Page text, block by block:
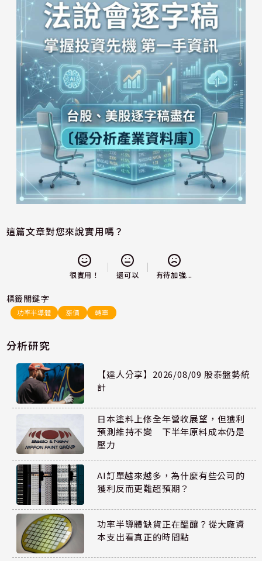
這篇文章對您來說實用嗎？
很實用！ 還可以 有待加強...
標籤關鍵字
功率半導體 漲價 轉單
分析研究
【達人分享】2026/08/09 股泰盤勢統
計
日本塗料上修全年營收展望，但獲利
預測維持不變 下半年原料成本仍是
壓力
AI訂單越來越多，為什麼有些公司的
獲利反而更難超預期？
功率半導體缺貨正在醞釀？從大廠資
本支出看真正的時間點